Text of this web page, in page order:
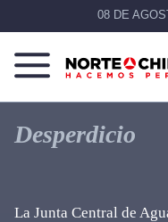
08 DE
Norte
Chihuahua
Más
que
noticias,
Desperdicio
La Junta Central de